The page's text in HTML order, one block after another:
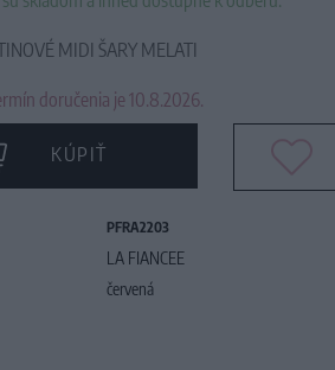
MIDI ŠARY MELATI
doručenia je 10.8.2026.
KÚPIŤ
PFRA2203
LA FIANCEE
červená